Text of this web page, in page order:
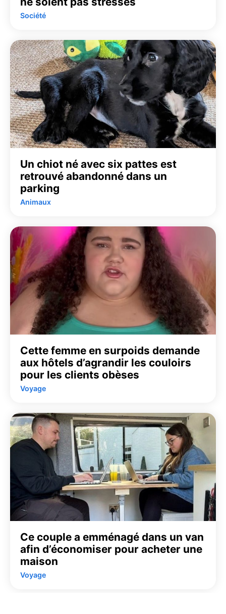
Société
Un chiot né avec six pattes est
retrouvé abandonné dans un
parking
Animaux
Cette femme en surpoids demande
aux hôtels d’agrandir les couloirs
pour les clients obèses
Voyage
Ce couple a emménagé dans un van
afin d’économiser pour acheter une
maison
Voyage